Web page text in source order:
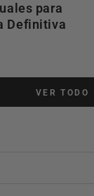
para
Definitiva
VER TODO